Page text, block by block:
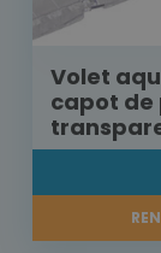
Volet
capot de